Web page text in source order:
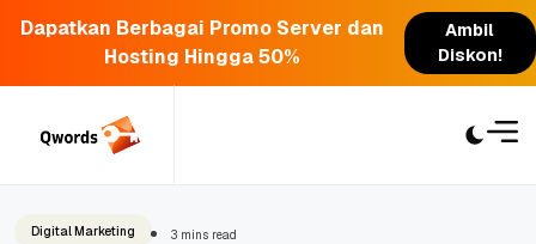
Dapatkan Berbagai Promo Server dan
Hosting Hingga 50%
Ambil
Diskon!
Digital Marketing 3 mins read